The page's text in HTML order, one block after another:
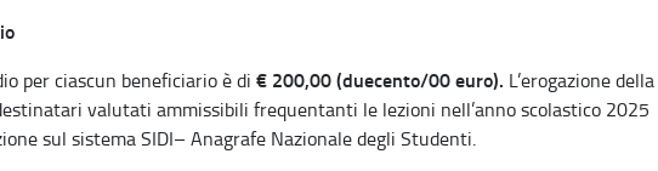
per ciascun beneficiario è di € 200,00 (duecento/00 euro). L’erogazione della
valutati ammissibili frequentanti le lezioni nell’anno scolastico 2025
sul sistema SIDI– Anagrafe Nazionale degli Studenti.